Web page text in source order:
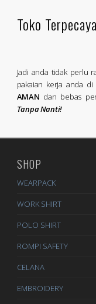
Toko
Jadi anda tidak perlu
pakaian kerja anda di
AMAN dan bebas
Tanpa Nanti!
SHOP
WEARPACK
WORK SHIRT
POLO SHIRT
ROMPI SAFETY
CELANA
EMBROIDERY